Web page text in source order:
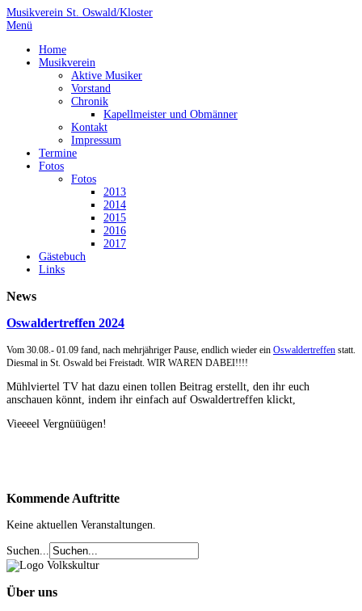
Musikverein St. Oswald/Kloster
Menü
Home
Musikverein
Aktive Musiker
Vorstand
Chronik
Kapellmeister und Obmänner
Kontakt
Impressum
Termine
Fotos
Fotos
2013
2014
2015
2016
2017
Gästebuch
Links
News
Oswaldertreffen 2024
Vom 30.08.- 01.09 fand, nach mehrjähriger Pause, endlich wieder ein Oswaldertreffen statt.
Diesmal in St. Oswald bei Freistadt. WIR WAREN DABEI!!!!
Mühlviertel TV hat dazu einen tollen Beitrag erstellt, den ihr euch
anschauen könnt, indem ihr einfach auf Oswaldertreffen klickt,
Vieeeel Vergnüüügen!
Kommende Auftritte
Keine aktuellen Veranstaltungen.
Suchen...
Über uns